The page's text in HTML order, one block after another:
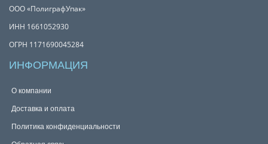
ООО «ПолиграфУпак»
ИНН 1661052930
ОГРН 1171690045284
ИНФОРМАЦИЯ
О компании
Доставка и оплата
Политика конфиденциальности